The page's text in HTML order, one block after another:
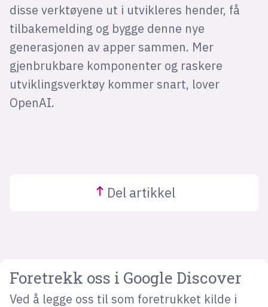
disse verktøyene ut i utvikleres hender, få
tilbakemelding og bygge denne nye
generasjonen av apper sammen. Mer
gjenbrukbare komponenter og raskere
utviklingsverktøy kommer snart, lover
OpenAI.
Del artikkel
Foretrekk oss i Google Discover
Ved å legge oss til som foretrukket kilde i